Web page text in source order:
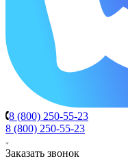
8 (800) 250-55-23
8 (800) 250-55-23
Заказать звонок